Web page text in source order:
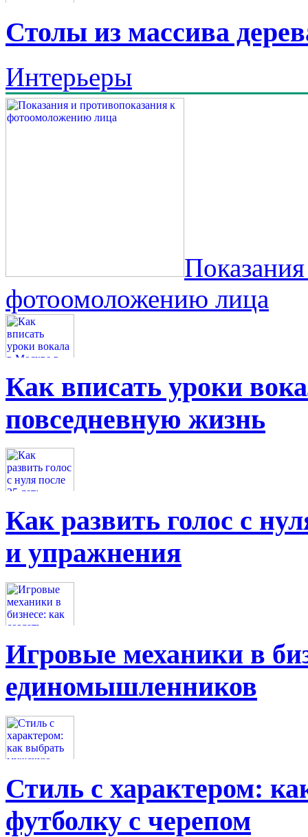
Столы из массива
Интерьеры
фотоомоложению лица
Как вписать уроки
повседневную жизнь
Как развить голос с
и упражнения
Игровые механики в
единомышленников
Стиль с характером:
футболку с черепом